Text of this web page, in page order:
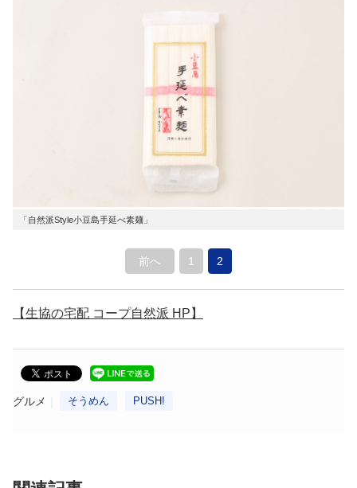
「自然派Style小豆島手延べ素麺」
前へ 1 2
【生協の宅配 コープ自然派 HP】
グルメ そうめん PUSH!